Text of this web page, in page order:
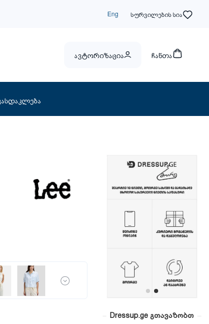
Eng სურვილების სია
ავტორიზაცია ჩანთა
Dressup.ge გთავაზობთ